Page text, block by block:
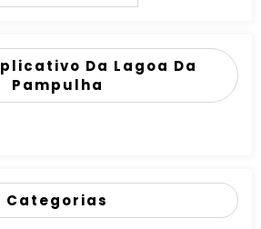
Da Lagoa Da
Pampulha
Categorias